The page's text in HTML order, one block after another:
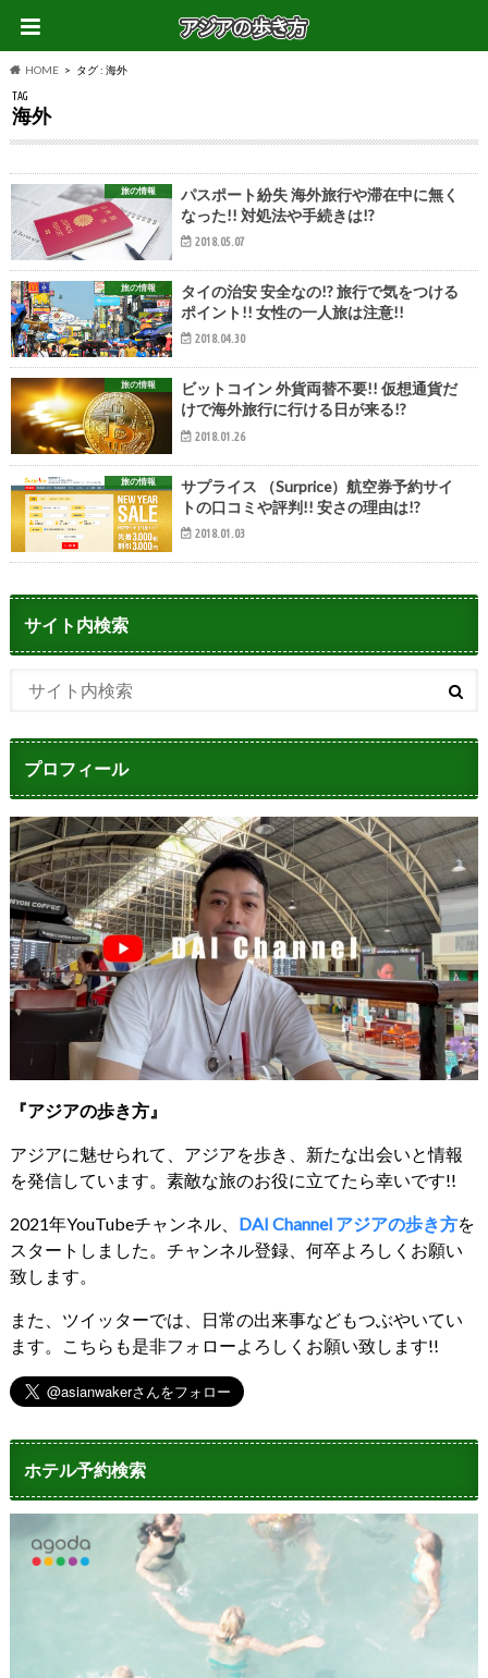
HOME タグ : 海外
TAG
海外
旅の情報
パスポート紛失 海外旅行や滞在中に無く
なった!! 対処法や手続きは!?
2018.05.07
旅の情報
タイの治安 安全なの!? 旅行で気をつける
ポイント!! 女性の一人旅は注意!!
2018.04.30
旅の情報
ビットコイン 外貨両替不要!! 仮想通貨だ
けで海外旅行に行ける日が来る!?
2018.01.26
旅の情報
サプライス （Surprice）航空券予約サイ
トの口コミや評判!! 安さの理由は!?
2018.01.03
サイト内検索
プロフィール
『アジアの歩き方』
アジアに魅せられて、アジアを歩き、新たな出会いと情報
を発信しています。素敵な旅のお役に立てたら幸いです!!
2021年YouTubeチャンネル、 DAI Channel アジアの歩き方を
スタートしました。チャンネル登録、何卒よろしくお願い
致します。
また、ツイッターでは、日常の出来事などもつぶやいてい
ます。こちらも是非フォローよろしくお願い致します!!
ホテル予約検索